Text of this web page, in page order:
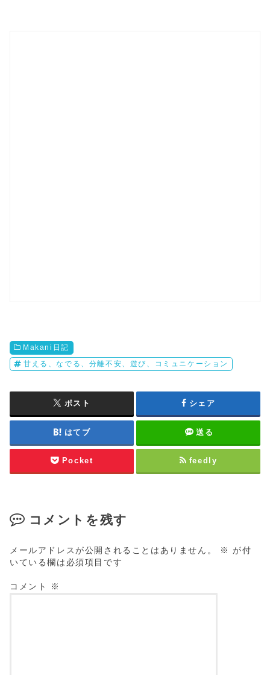
Makani日記
甘える、なでる、分離不安、遊び、コミュニケーション
ポスト シェア
はてブ 送る
Pocket feedly
コメントを残す
メールアドレスが公開されることはありません。 ※ が付
いている欄は必須項目です
コメント ※